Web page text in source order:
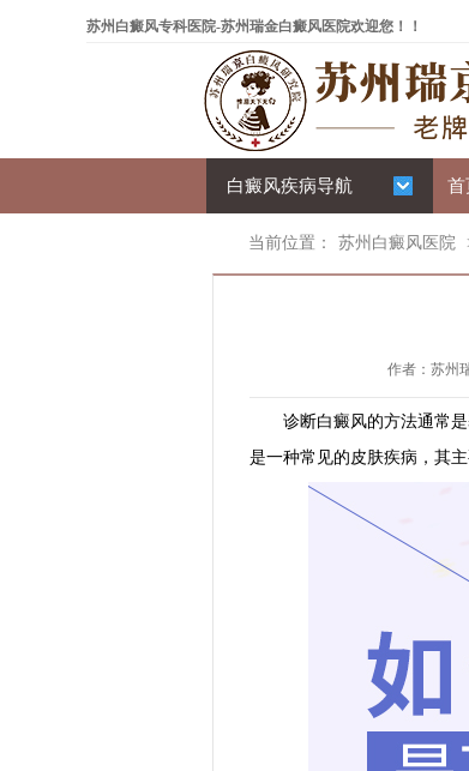
苏州白癜风专科医院-苏州瑞金白癜风医院欢迎您！！
白癜风疾病导航 首
当前位置： 苏州白癜风医院
作者：苏州
诊断白癜风的方法通常是
是一种常见的皮肤疾病，其